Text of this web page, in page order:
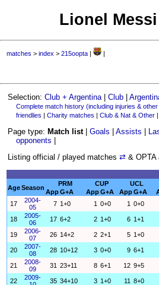
Lionel
matches >index >215oopta | |
Selection:Club + Argentina |Club |
Complete match history (including injuries &
friendlies | Charity matches | Club & Nat & Other|
Page type: Match list|Goals |Assists
opponents
Listing official / played matches⇄ &
AgeSeason
PRM CUP UCL
AppG+A AppG+A AppG+A
17
2004-
05
7 1+0 1 0+0 1 0+0
18
2005-
06
17 6+2 2 1+0 6 1+1
19
2006-
07
26 14+2 2 2+1 5 1+0
20
2007-
08
28 10+12 3 0+0 9 6+1
21
2008-
09
31 23+11 8 6+1 12 9+5
22
2009-
35 34+10 3 1+0 11 8+0